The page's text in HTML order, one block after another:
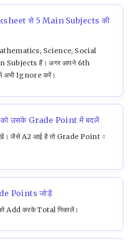
से 5 Main Subjects की
Science, Social
Subjects हैं। अगर आपने 6th
अभी Ignore करें।
उसके Grade Point में बदलें
जैसे A2 आई है तो Grade Point =
Points जोड़ें
Add करके Total निकालें।